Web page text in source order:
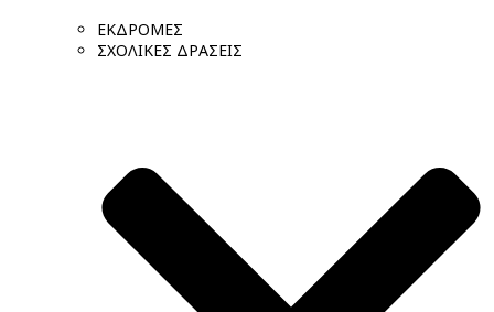
ΕΚΔΡΟΜΕΣ
ΣΧΟΛΙΚΕΣ ΔΡΑΣΕΙΣ